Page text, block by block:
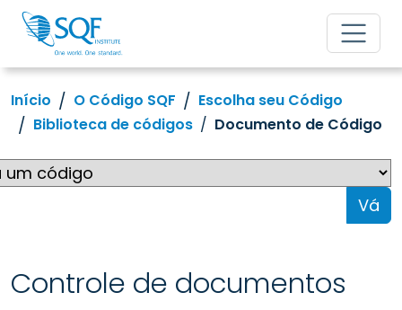
Início O Código SQF
Escolha seu Código
Biblioteca de códigos
Documento de Código
Vá
Controle de documentos